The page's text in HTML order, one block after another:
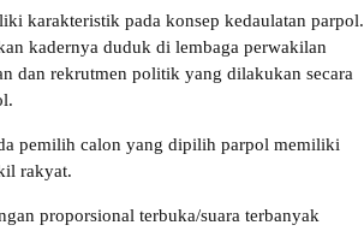
karakteristik pada konsep kedaulatan parpol.
kadernya duduk di lembaga perwakilan
dan rekrutmen politik yang dilakukan secara
pemilih calon yang dipilih parpol memiliki
rakyat.
proporsional terbuka/suara terbanyak